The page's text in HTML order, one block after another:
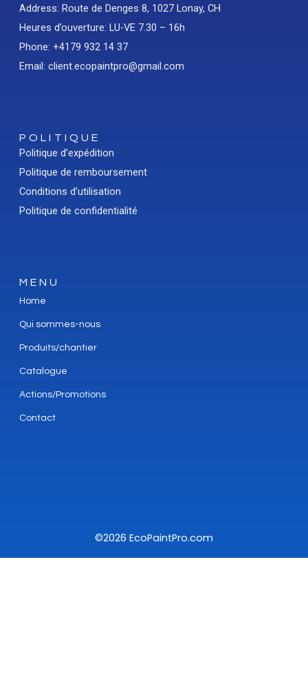
Address: Route de Denges 8, 1027 Lonay, CH
Heures d’ouverture: LU-VE 7.30 – 16h
Phone: +4179 932 14 37
Email: client.ecopaintpro@gmail.com
POLITIQUE
Politique d’expédition
Politique de remboursement
Conditions d’utilisation
Politique de confidentialité
MENU
Home
Qui sommes-nous
Produits/chantier
Catalogue
Actions/Promotions
Contact
©2026 EcoPaintPro.com